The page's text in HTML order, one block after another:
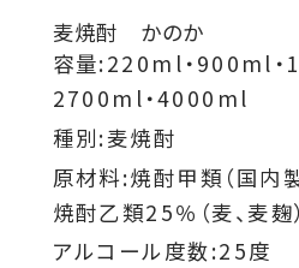
麦焼酎 かのか
容量:220ml・900ml・
2700ml・4000ml
種別:麦焼酎
原材料:焼酎甲類（国内製
焼酎乙類25％（麦、麦麹）
アルコール度数:25度